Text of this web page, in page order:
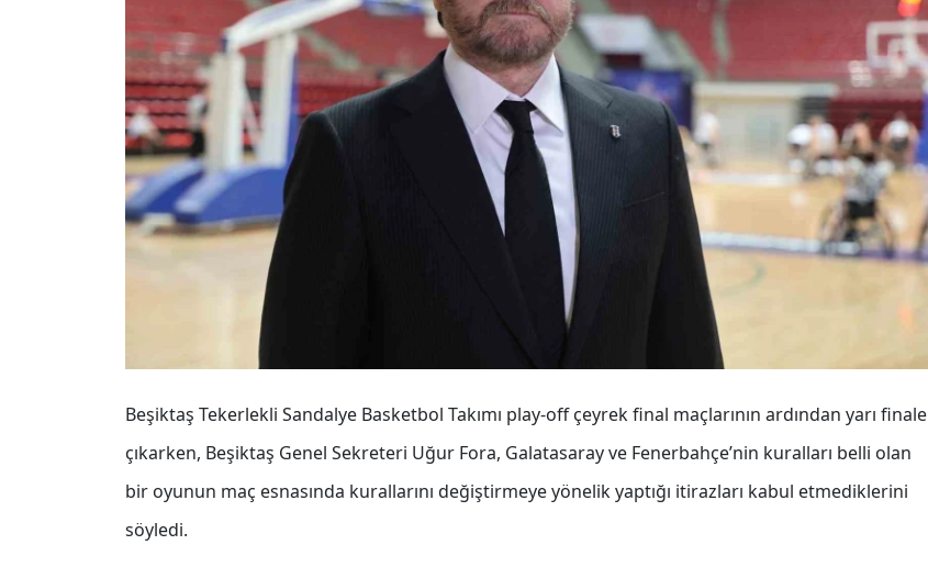
Beşiktaş Tekerlekli Sandalye Basketbol Takımı play-off çeyrek final maçlarının ardından yarı finale
çıkarken, Beşiktaş Genel Sekreteri Uğur Fora, Galatasaray ve Fenerbahçe’nin kuralları belli olan
bir oyunun maç esnasında kurallarını değiştirmeye yönelik yaptığı itirazları kabul etmediklerini
söyledi.